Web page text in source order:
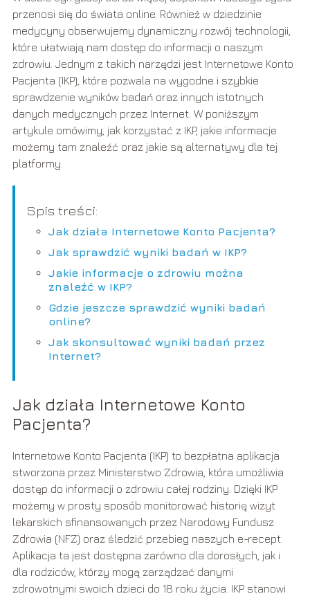
przenosi się do świata online. Również w dziedzinie
medycyny obserwujemy dynamiczny rozwój technologii,
które ułatwiają nam dostęp do informacji o naszym
zdrowiu. Jednym z takich narzędzi jest Internetowe Konto
Pacjenta (IKP), które pozwala na wygodne i szybkie
sprawdzenie wyników badań oraz innych istotnych
danych medycznych przez Internet. W poniższym
artykule omówimy, jak korzystać z IKP, jakie informacje
możemy tam znaleźć oraz jakie są alternatywy dla tej
platformy.
Spis treści:
Jak działa Internetowe Konto Pacjenta?
Jak sprawdzić wyniki badań w IKP?
Jakie informacje o zdrowiu można
znaleźć w IKP?
Gdzie jeszcze sprawdzić wyniki badań
online?
Jak skonsultować wyniki badań przez
Internet?
Jak działa Internetowe Konto
Pacjenta?
Internetowe Konto Pacjenta (IKP) to bezpłatna aplikacja
stworzona przez Ministerstwo Zdrowia, która umożliwia
dostęp do informacji o zdrowiu całej rodziny. Dzięki IKP
możemy w prosty sposób monitorować historię wizyt
lekarskich sfinansowanych przez Narodowy Fundusz
Zdrowia (NFZ) oraz śledzić przebieg naszych e-recept.
Aplikacja ta jest dostępna zarówno dla dorosłych, jak i
dla rodziców, którzy mogą zarządzać danymi
zdrowotnymi swoich dzieci do 18 roku życia. IKP stanowi